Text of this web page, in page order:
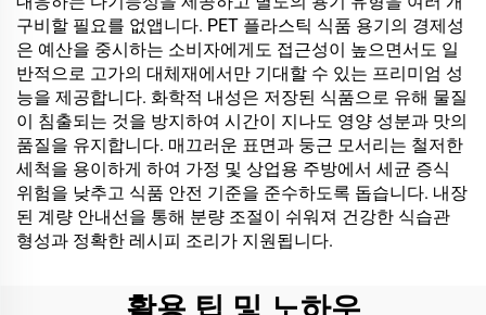
구비할 필요를 없앱니다. PET 플라스틱 식품 용기의 경제성
은 예산을 중시하는 소비자에게도 접근성이 높으면서도 일
반적으로 고가의 대체재에서만 기대할 수 있는 프리미엄 성
능을 제공합니다. 화학적 내성은 저장된 식품으로 유해 물질
이 침출되는 것을 방지하여 시간이 지나도 영양 성분과 맛의
품질을 유지합니다. 매끄러운 표면과 둥근 모서리는 철저한
세척을 용이하게 하여 가정 및 상업용 주방에서 세균 증식
위험을 낮추고 식품 안전 기준을 준수하도록 돕습니다. 내장
된 계량 안내선을 통해 분량 조절이 쉬워져 건강한 식습관
형성과 정확한 레시피 조리가 지원됩니다.